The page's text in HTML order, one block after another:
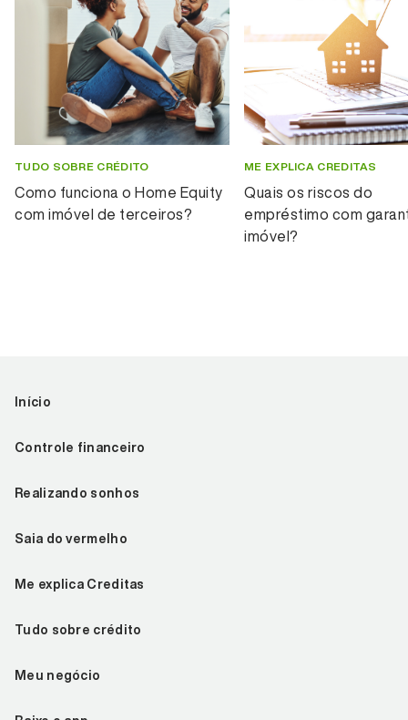
TUDO SOBRE CRÉDITO
Como funciona o Home Equity
com imóvel de terceiros?
ME EXPLICA CREDITAS
Quais os riscos do
empréstimo com
imóvel?
Início
Controle financeiro
Realizando sonhos
Saia do vermelho
Me explica Creditas
Tudo sobre crédito
Meu negócio